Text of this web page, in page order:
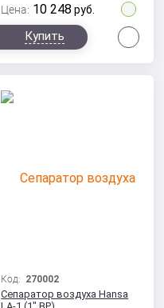
Цена: 10 248 руб.
Купить
Код: 270002
Сепаратор воздуха Hansa